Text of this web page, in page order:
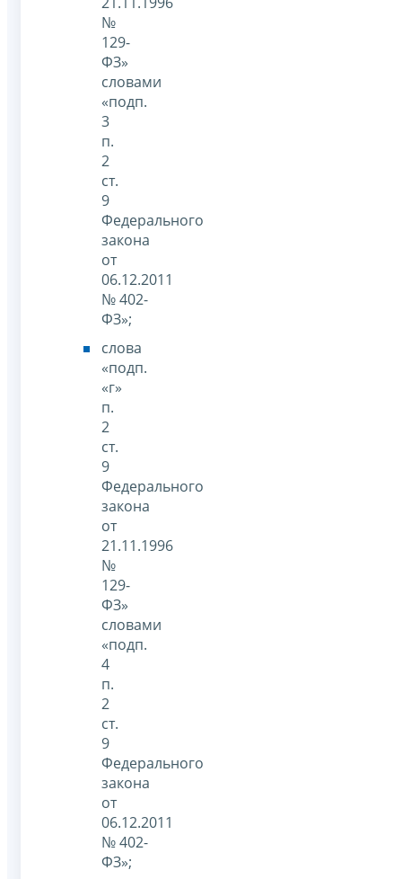
№
129-
ФЗ»
словами
«подп.
3
п.
2
ст.
9
Федерального
закона
от
06.12.2011
№ 402-
ФЗ»;
слова
«подп.
«г»
п.
2
ст.
9
Федерального
закона
от
21.11.1996
№
129-
ФЗ»
словами
«подп.
4
п.
2
ст.
9
Федерального
закона
от
06.12.2011
№ 402-
ФЗ»;